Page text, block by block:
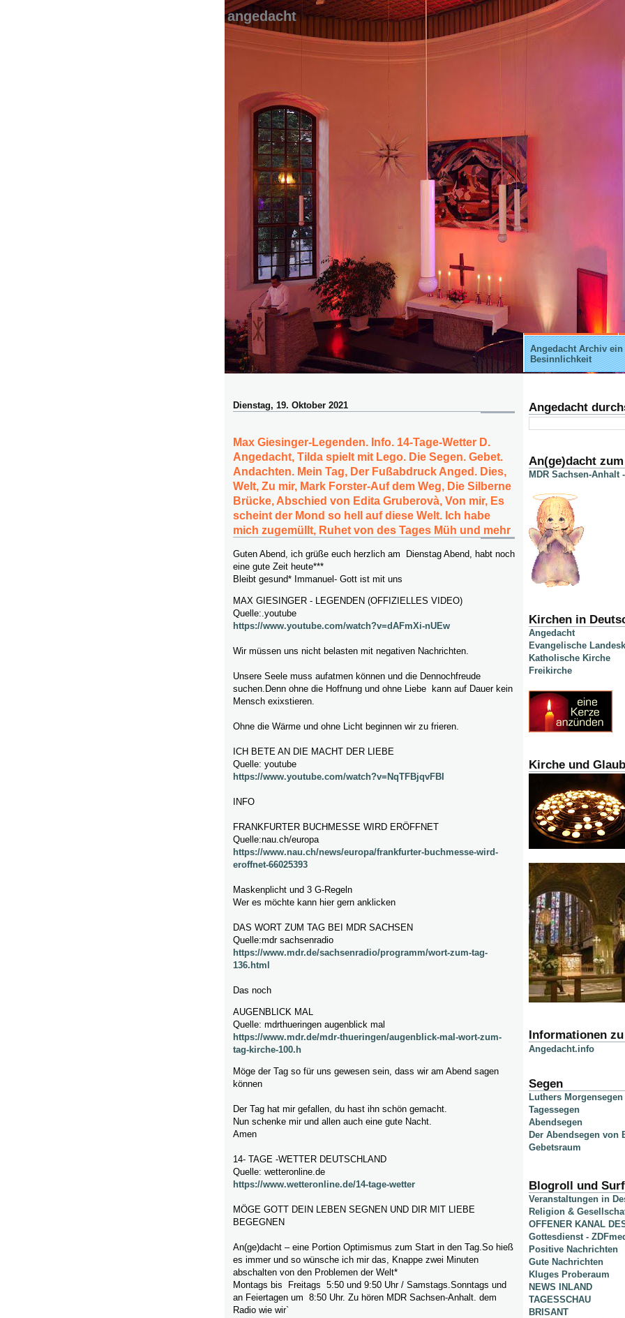
angedacht
Angedacht Archiv
Besinnlichkeit
Dienstag, 19. Oktober 2021
Max Giesinger-Legenden. Info. 14-Tage-Wetter D.
Angedacht, Tilda spielt mit Lego. Die Segen. Gebet.
Andachten. Mein Tag, Der Fußabdruck Anged. Dies,
Welt, Zu mir, Mark Forster-Auf dem Weg, Die Silberne
Brücke, Abschied von Edita Gruberovà, Von mir, Es
scheint der Mond so hell auf diese Welt. Ich habe
mich zugemüllt, Ruhet von des Tages Müh und mehr
Guten Abend, ich grüße euch herzlich am Dienstag Abend, habt noch
eine gute Zeit heute***
Bleibt gesund* Immanuel- Gott ist mit uns
MAX GIESINGER - LEGENDEN (OFFIZIELLES VIDEO)
Quelle:.youtube
https://www.youtube.com/watch?v=dAFmXi-nUEw
Wir müssen uns nicht belasten mit negativen Nachrichten.
Unsere Seele muss aufatmen können und die Dennochfreude
suchen.Denn ohne die Hoffnung und ohne Liebe kann auf Dauer kein
Mensch exixstieren.
Ohne die Wärme und ohne Licht beginnen wir zu frieren.
ICH BETE AN DIE MACHT DER LIEBE
Quelle: youtube
https://www.youtube.com/watch?v=NqTFBjqvFBI
INFO
FRANKFURTER BUCHMESSE WIRD ERÖFFNET
Quelle:nau.ch/europa
https://www.nau.ch/news/europa/frankfurter-buchmesse-wird-
eroffnet-66025393
Maskenplicht und 3 G-Regeln
Wer es möchte kann hier gern anklicken
DAS WORT ZUM TAG BEI MDR SACHSEN
Quelle:mdr sachsenradio
https://www.mdr.de/sachsenradio/programm/wort-zum-tag-
136.html
Das noch
AUGENBLICK MAL
Quelle: mdrthueringen augenblick mal
https://www.mdr.de/mdr-thueringen/augenblick-mal-wort-zum-
tag-kirche-100.h
Möge der Tag so für uns gewesen sein, dass wir am Abend sagen
können
Der Tag hat mir gefallen, du hast ihn schön gemacht.
Nun schenke mir und allen auch eine gute Nacht.
Amen
14- TAGE -WETTER DEUTSCHLAND
Quelle: wetteronline.de
https://www.wetteronline.de/14-tage-wetter
MÖGE GOTT DEIN LEBEN SEGNEN UND DIR MIT LIEBE
BEGEGNEN
An(ge)dacht – eine Portion Optimismus zum Start in den Tag.So hieß
es immer und so wünsche ich mir das, Knappe zwei Minuten
abschalten von den Problemen der Welt*
Montags bis Freitags 5:50 und 9:50 Uhr / Samstags.Sonntags und
an Feiertagen um 8:50 Uhr. Zu hören MDR Sachsen-Anhalt. dem
Radio wie wir`
Angedacht
An(ge)dacht
MDR Sachsen-Anhalt
Kirchen in
Angedacht
Evangelische
Katholische Kirche
Freikirche
Kirche und
Informationen
Angedacht.info
Segen
Luthers Morgensegen
Tagessegen
Abendsegen
Der Abendsegen von
Gebetsraum
Blogroll und
Veranstaltungen in
Religion &
OFFENER KANAL
Gottesdienst -
Positive Nachrichten
Gute Nachrichten
Kluges Proberaum
NEWS INLAND
TAGESSCHAU
BRISANT